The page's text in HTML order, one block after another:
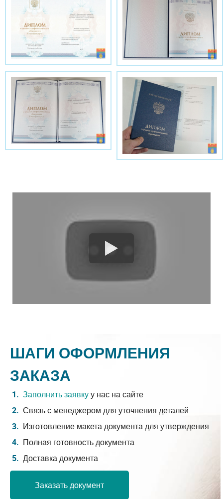
ШАГИ ОФОРМЛЕНИЯ
ЗАКАЗА
Заполнить заявкуу нас на сайте
Связь с менеджером для уточнения деталей
Изготовление макета документа для утверждения
Полная готовность документа
Доставка документа
Заказать документ